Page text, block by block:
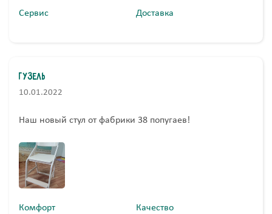
Сервис Доставка
Гузель
10.01.2022
Наш новый стул от фабрики 38 попугаев!
Комфорт Качество